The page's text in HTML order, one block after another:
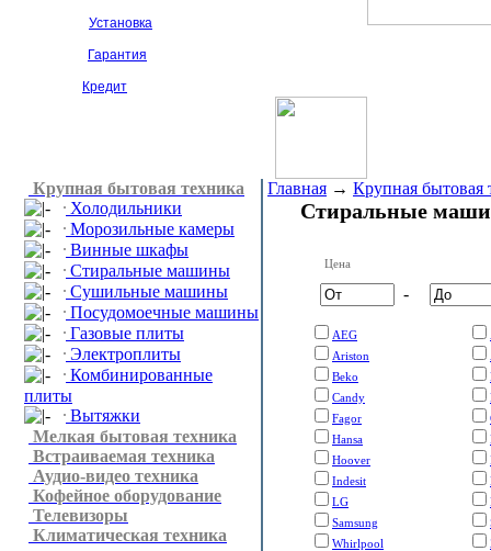
Установка
Гарантия
Кредит
Крупная бытовая техника
Холодильники
Морозильные камеры
Винные шкафы
Стиральные машины
Сушильные машины
Посудомоечные машины
Газовые плиты
Электроплиты
Комбинированные
плиты
Вытяжки
Мелкая бытовая техника
Встраиваемая техника
Аудио-видео техника
Кофейное оборудование
Телевизоры
Климатическая техника
Главная → Крупная бытовая
Стиральные
Цена
-
AEG
Ariston
Beko
Candy
Fagor
Hansa
Hoover
Indesit
LG
Samsung
Whirlpool